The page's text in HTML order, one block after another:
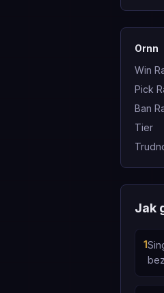
Ornn
Win
Pick
Ban
Tier
Jak
1